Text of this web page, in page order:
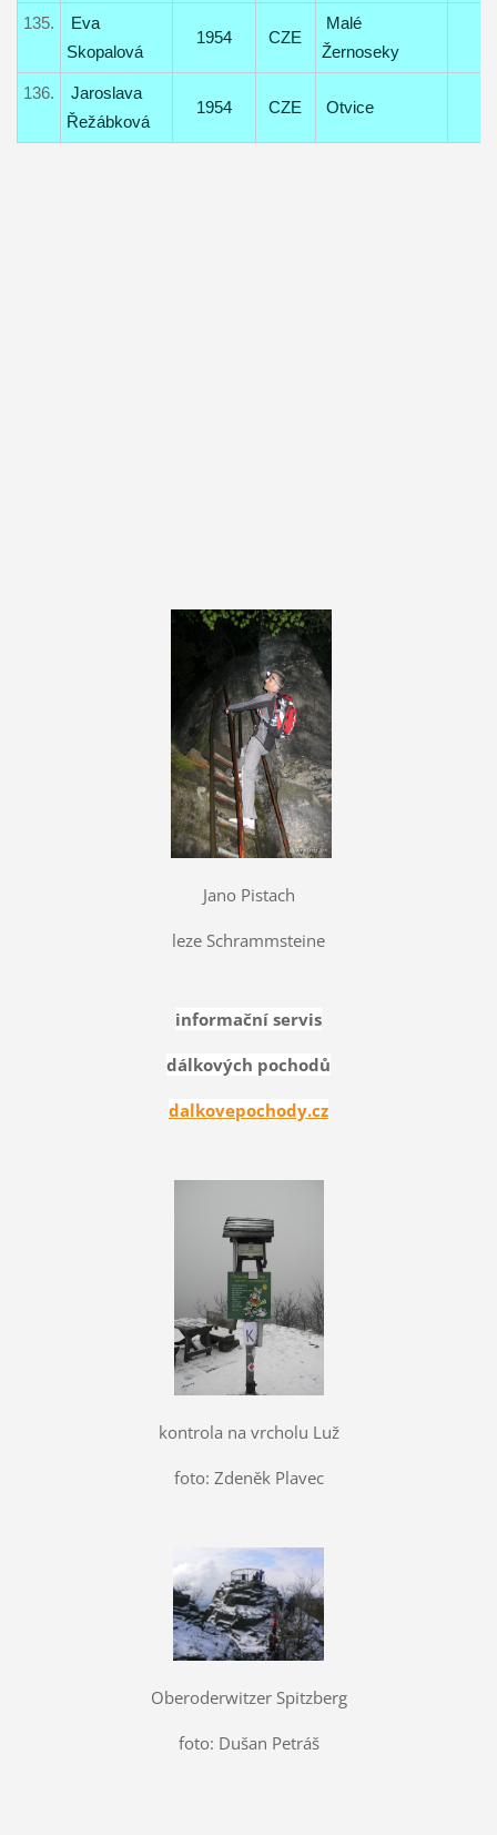
135.
Eva
Skopalová
1954 CZE
Malé
Žernoseky
136.
Jaroslava
Řežábková
1954 CZE Otvice
Jano Pistach
leze Schrammsteine
informační servis
dálkových pochodů
dalkovepochody.cz
kontrola na vrcholu Luž
foto: Zdeněk Plavec
Oberoderwitzer Spitzberg
foto: Dušan Petráš